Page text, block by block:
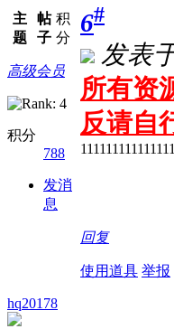
主
题
帖
子
积
分
高级会员
积分
788
发消
息
6#
发表
所有资
反请自
回复
使用道具 举报
hq20178